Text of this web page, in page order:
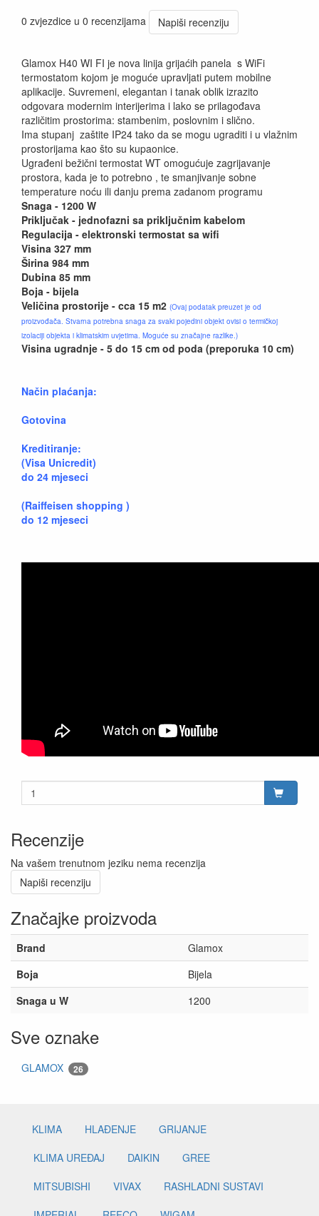
0 zvjezdice u 0 recenzijama
Napiši recenziju
Glamox H40 WI FI je nova linija grijaćih panela s WiFi
termostatom kojom je moguće upravljati putem mobilne
aplikacije. Suvremeni, elegantan i tanak oblik izrazito
odgovara modernim interijerima i lako se prilagođava
različitim prostorima: stambenim, poslovnim i slično.
Ima stupanj zaštite IP24 tako da se mogu ugraditi i u vlažnim
prostorijama kao što su kupaonice.
Ugrađeni bežični termostat WT omogućuje zagrijavanje
prostora, kada je to potrebno , te smanjivanje sobne
temperature noću ili danju prema zadanom programu
Snaga - 1200 W
Priključak - jednofazni sa priključnim kabelom
Regulacija - elektronski termostat sa wifi
Visina 327 mm
Širina 984 mm
Dubina 85 mm
Boja - bijela
Veličina prostorije - cca 15 m2 (Ovaj podatak preuzet je od
proizvođača. Stvarna potrebna snaga za svaki pojedini objekt ovisi o termičkoj
izolaciji objekta i klimatskim uvjetima. Moguće su značajne razlike.)
Visina ugradnje - 5 do 15 cm od poda (preporuka 10 cm)
Način plaćanja:
Gotovina
Kreditiranje:
(Visa Unicredit)
do 24 mjeseci
(Raiffeisen shopping )
do 12 mjeseci
Recenzije
Na vašem trenutnom jeziku nema recenzija
Napiši recenziju
Značajke proizvoda
Brand
Glamox
Boja
Bijela
Snaga u W
1200
Sve oznake
GLAMOX 26
KLIMA HLAĐENJE
GRIJANJE
KLIMA UREĐAJ
DAIKIN
GREE
MITSUBISHI
VIVAX
RASHLADNI SUSTAVI